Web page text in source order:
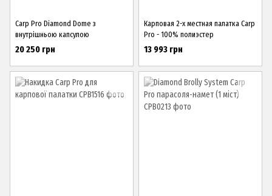
Carp Pro Diamond Dome з
внутрішньою капсулою
20 250 грн
Карповая 2-х местная палатка Carp
Pro - 100% полиэстер
13 993 грн